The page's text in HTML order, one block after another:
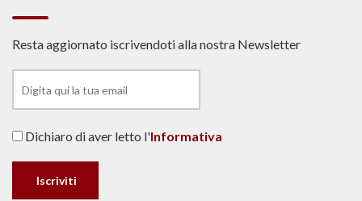
Resta aggiornato iscrivendoti alla nostra Newsletter
Dichiaro di aver letto l'Informativa